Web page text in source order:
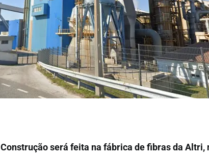
Construção será feita na fábrica de fibras da Altri,